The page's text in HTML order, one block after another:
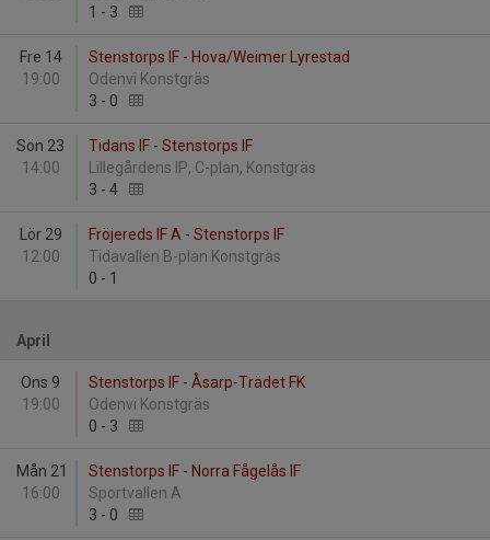
1 - 3
Fre 14
19:00
Stenstorps IF - Hova/Weimer Lyrestad
Odenvi Konstgräs
3 - 0
Sön 23
14:00
Tidans IF - Stenstorps IF
Lillegårdens IP, C-plan, Konstgräs
3 - 4
Lör 29
12:00
Fröjereds IF A - Stenstorps IF
Tidavallen B-plan Konstgräs
0 - 1
April
Ons 9
19:00
Stenstorps IF - Åsarp-Trädet FK
Odenvi Konstgräs
0 - 3
Mån 21
16:00
Stenstorps IF - Norra Fågelås IF
Sportvallen A
3 - 0